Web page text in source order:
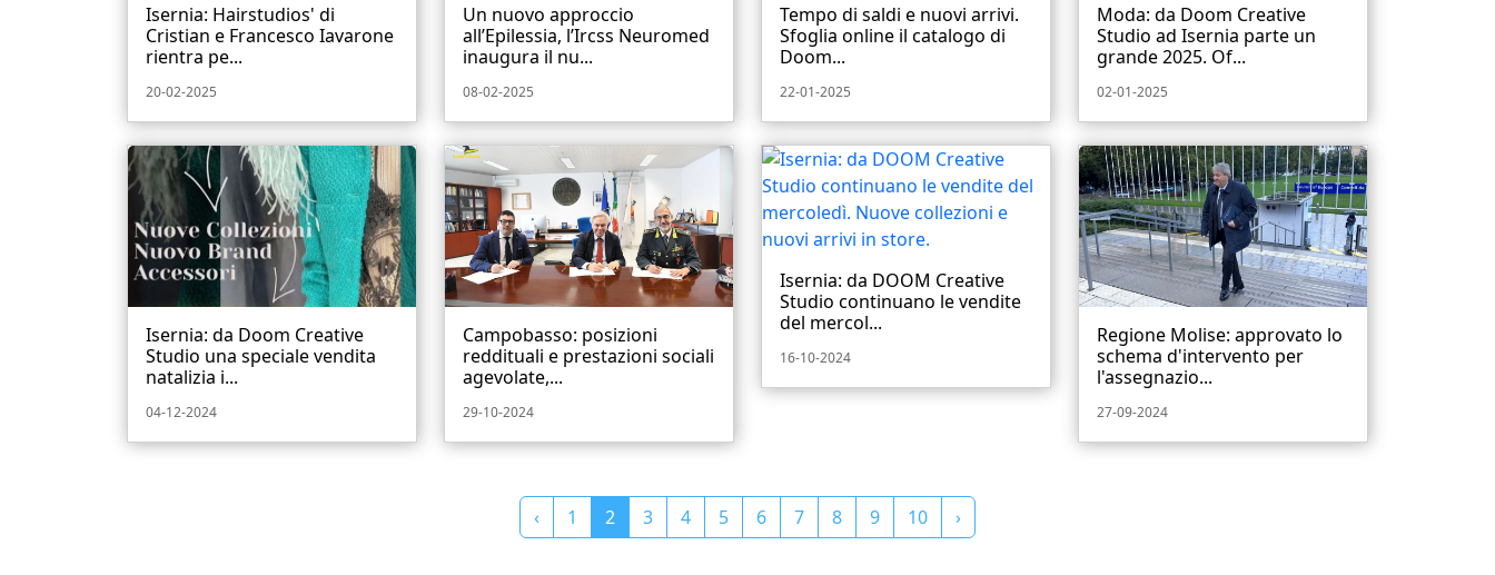
Isernia: Hairstudios' di
Cristian e Francesco Iavarone
rientra pe...
20-02-2025
Un nuovo approccio
all’Epilessia, l’Ircss Neuromed
inaugura il nu...
08-02-2025
Tempo di saldi e nuovi arrivi.
Sfoglia online il catalogo di
Doom...
22-01-2025
Moda: da Doom Creative
Studio ad Isernia parte un
grande 2025. Of...
02-01-2025
Isernia: da Doom Creative
Studio una speciale vendita
natalizia i...
04-12-2024
Campobasso: posizioni
reddituali e prestazioni sociali
agevolate,...
29-10-2024
Isernia: da DOOM Creative
Studio continuano le vendite
del mercol...
16-10-2024
Regione Molise: approvato lo
schema d'intervento per
l'assegnazio...
27-09-2024
‹ 1 2 3 4 5 6 7 8 9 10 ›